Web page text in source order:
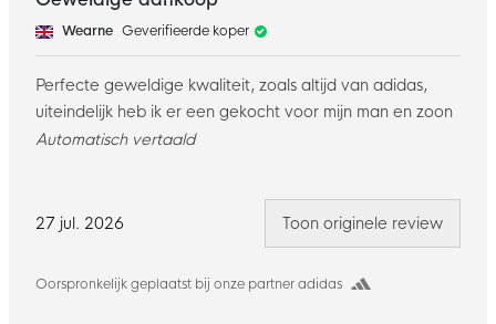
27 jul. 2026
Oorspronkelijk geplaatst bij onze partner adidas
Wearne Geverifieerde koper
Perfecte geweldige kwaliteit, zoals altijd van adidas,
uiteindelijk heb ik er een gekocht voor mijn man en zoon
Automatisch vertaald
Toon originele review